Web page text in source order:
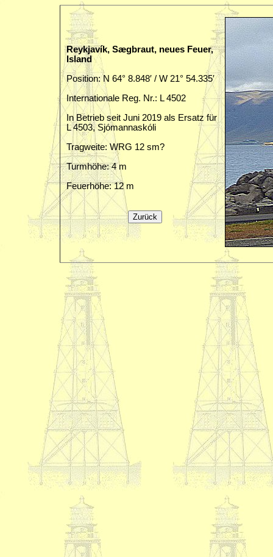
Reykjavík, Sægbraut, neues Feuer,
Island
Position: N 64° 8.848′ / W 21° 54.335′
Internationale Reg. Nr.: L 4502
In Betrieb seit Juni 2019 als Ersatz für
L 4503, Sjómannaskóli
Tragweite: WRG 12 sm?
Turmhöhe: 4 m
Feuerhöhe: 12 m